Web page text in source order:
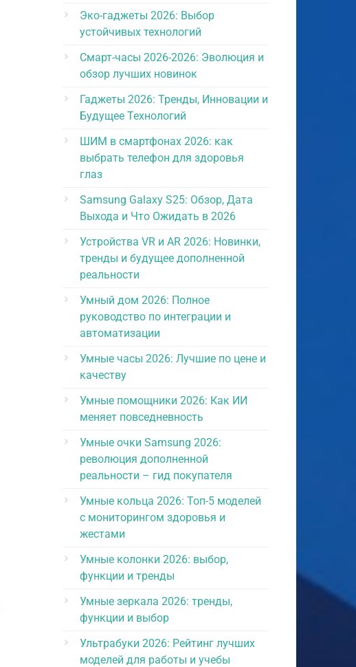
Эко-гаджеты 2026: Выбор
устойчивых технологий
Смарт-часы 2026-2026: Эволюция и
обзор лучших новинок
Гаджеты 2026: Тренды, Инновации и
Будущее Технологий
ШИМ в смартфонах 2026: как
выбрать телефон для здоровья
глаз
Samsung Galaxy S25: Обзор, Дата
Выхода и Что Ожидать в 2026
Устройства VR и AR 2026: Новинки,
тренды и будущее дополненной
реальности
Умный дом 2026: Полное
руководство по интеграции и
автоматизации
Умные часы 2026: Лучшие по цене и
качеству
Умные помощники 2026: Как ИИ
меняет повседневность
Умные очки Samsung 2026:
революция дополненной
реальности – гид покупателя
Умные кольца 2026: Топ-5 моделей
с мониторингом здоровья и
жестами
Умные колонки 2026: выбор,
функции и тренды
Умные зеркала 2026: тренды,
функции и выбор
Ультрабуки 2026: Рейтинг лучших
моделей для работы и учебы